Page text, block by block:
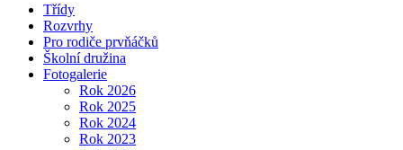
Třídy
Rozvrhy
Pro rodiče prvňáčků
Školní družina
Fotogalerie
Rok 2026
Rok 2025
Rok 2024
Rok 2023